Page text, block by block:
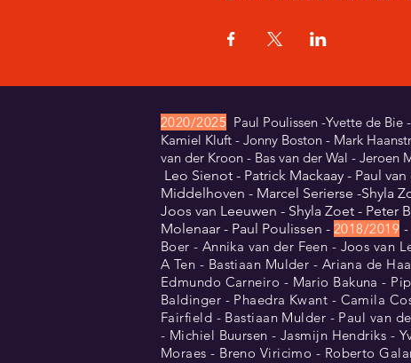
2020/2025 Paul Poulissen -Yvette de
Kamiel Kluft - Jonny Boston - Mark
van der Kroon - Bas van der Wal - Jeroen
Leo Sienot - Patrick Mackaay - Paul
Middelhoven - Marcel Serierse -Shyla
Joos van Leeuwen - Shyla Zoet - Peter
Molenaar - Paul Poulissen - 2018/2019
Boer - Annika van der Feen - Joos van
A Ten - Bastiaan Mulder - Ariana de
Edmundo Carneiro - Mario Bakuna -
Baldinger - Phaedra Kwant - Camila
Fairfield - Bastiaan Mulder - Paul van
- Michiel Buursen - Jasmijn Hendriks -
Moraes - Breno Viricimo - Roberto